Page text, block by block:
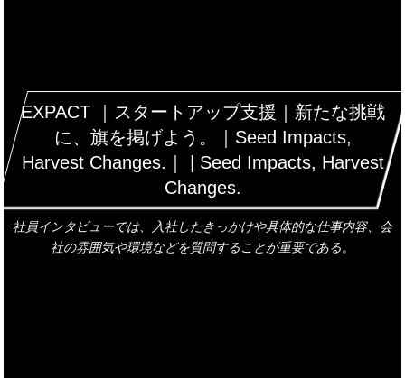
EXPACT ｜スタートアップ支援｜新たな挑戦
に、旗を掲げよう。｜Seed Impacts,
Harvest Changes.｜ | Seed Impacts, Harvest
Changes.
社員インタビューでは、入社したきっかけや具体的な仕事内容、会
社の雰囲気や環境などを質問することが重要である。